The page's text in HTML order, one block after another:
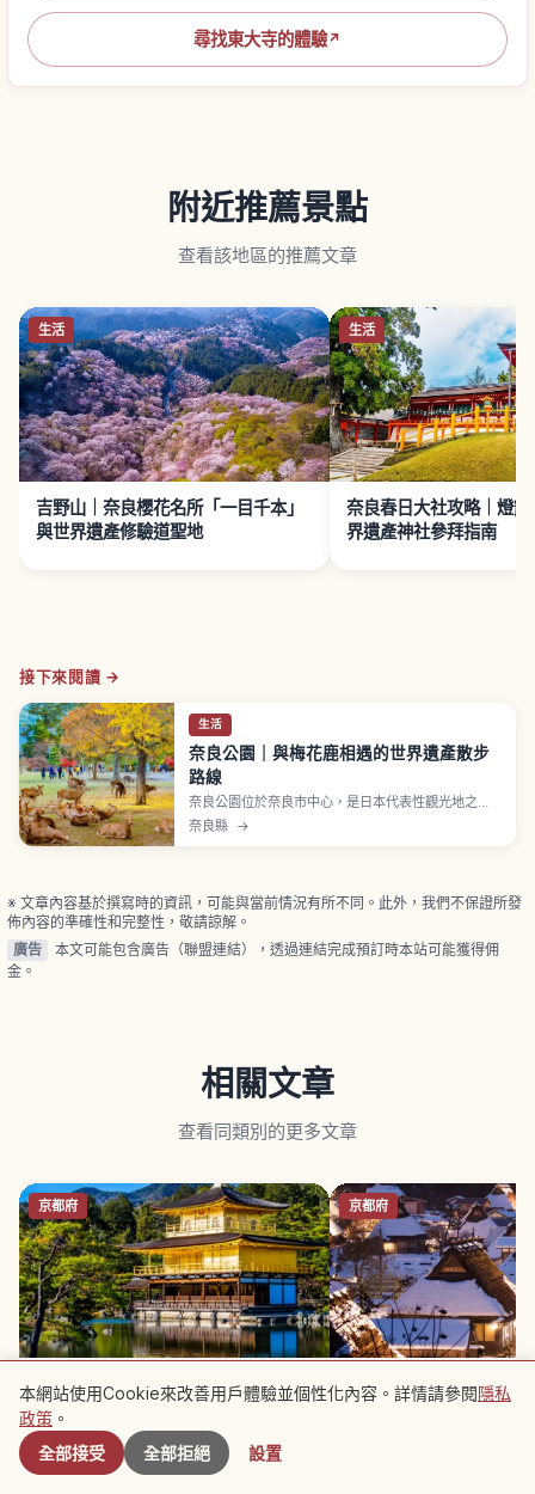
尋找東大寺的體驗↗
附近推薦景點
查看該地區的推薦文章
生活
吉野山｜奈良櫻花名所「一目千本」
與世界遺產修驗道聖地
生活
奈良春日大社攻略｜燈籠
界遺產神社參拜指南
接下來閱讀 →
生活
奈良公園｜與梅花鹿相遇的世界遺產散步
路線
奈良公園位於奈良市中心，是日本代表性觀光地之
一。1880年（明治13年）開園，擁有約660公頃廣
大腹地，園內點綴著東大寺、興福寺、春日大社等多
奈良縣 →
※ 文章內容基於撰寫時的資訊，可能與當前情況有所不同。此外，我們不保證所發
佈內容的準確性和完整性，敬請諒解。
廣告
本文可能包含廣告（聯盟連結），透過連結完成預訂時本站可能獲得佣
金。
相關文章
查看同類別的更多文章
京都府
金閣寺京都觀光指南｜必看景點、庭
園亮點與交通資訊
京都府
京都美山茅葺之里攻略
與散策
附近景點
本網站使用Cookie來改善用戶體驗並個性化內容。詳情請參閱隱私
政策 。
全部接受
全部拒絕 設置